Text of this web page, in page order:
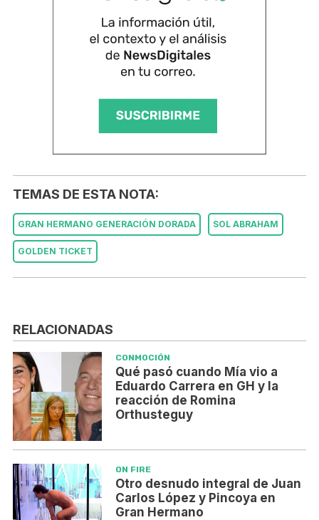
TEMAS DE ESTA NOTA:
GRAN HERMANO GENERACIÓN DORADA SOL ABRAHAM
GOLDEN TICKET
RELACIONADAS
CONMOCIÓN
Qué pasó cuando Mía vio a
Eduardo Carrera en GH y la
reacción de Romina
Orthusteguy
ON FIRE
Otro desnudo integral de Juan
Carlos López y Pincoya en
Gran Hermano